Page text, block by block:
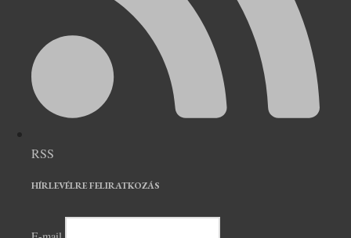
RSS
HÍRLEVÉLRE FELIRATKOZÁS